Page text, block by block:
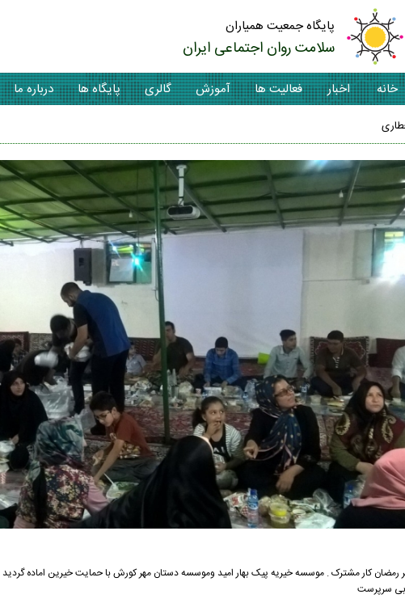
پایگاه جمعیت همیاران
سلامت روان اجتماعی ایران
خانه اخبار فعالیت ها آموزش گالری پایگاه ها درباره ما
رمضان کار مشترک . موسسه خیریه پیک بهار امید وموسسه دستان مهر کورش با حمایت خیرین اماده گردید
بی سرپرست